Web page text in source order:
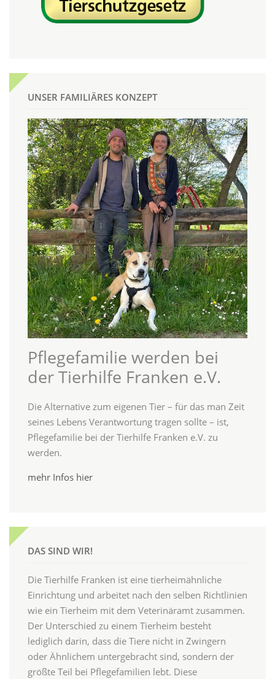
UNSER FAMILIÄRES KONZEPT
Pflegefamilie werden bei
der Tierhilfe Franken e.V.
Die Alternative zum eigenen Tier – für das man Zeit
seines Lebens Verantwortung tragen sollte – ist,
Pflegefamilie bei der Tierhilfe Franken e.V. zu
werden.
mehr Infos hier
DAS SIND WIR!
Die Tierhilfe Franken ist eine tierheimähnliche
Einrichtung und arbeitet nach den selben Richtlinien
wie ein Tierheim mit dem Veterinäramt zusammen.
Der Unterschied zu einem Tierheim besteht
lediglich darin, dass die Tiere nicht in Zwingern
oder Ähnlichem untergebracht sind, sondern der
größte Teil bei Pflegefamilien lebt. Diese